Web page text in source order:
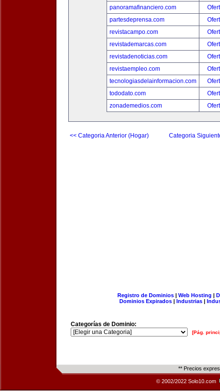
panoramafinanciero.com
partesdeprensa.com
revistacampo.com
revistademarcas.com
revistadenoticias.com
revistaempleo.com
tecnologiasdelainformacion.com
tododato.com
zonademedios.com
<< Categoria Anterior (Hogar) Categoria
Registro de Dominios| Web Hosting |
Dominios Expirados | Industrias |
Categorías de Dominio:
[Pág.
** Precios
© 2002/2022 Solo10.com